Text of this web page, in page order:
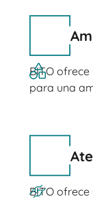
BITO
para una
BITO